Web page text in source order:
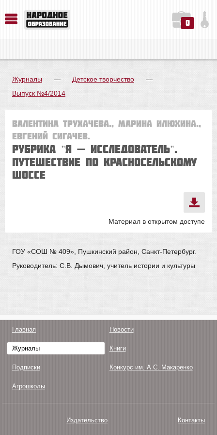
0
Журналы — Детское творчество
—
Выпуск №4/2014
Валентина ТРУХАЧЕВА., Марина ИЛЮХИНА.,
Евгений СИГАЧЕВ.
Рубрика "Я — ИССЛЕДОВАТЕЛЬ".
ПУТЕШЕСТВИЕ ПО КРАСНОСЕЛЬСКОМУ
ШОССЕ
Материал в открытом доступе
ГОУ «СОШ № 409», Пушкинский район, Санкт-Петербург.
Руководитель: С.В. Дымович, учитель истории и культуры
Главная Новости
Журналы Книги
Подписки Конкурс им. А.С. Макаренко
Агрошколы
Издательство Контакты